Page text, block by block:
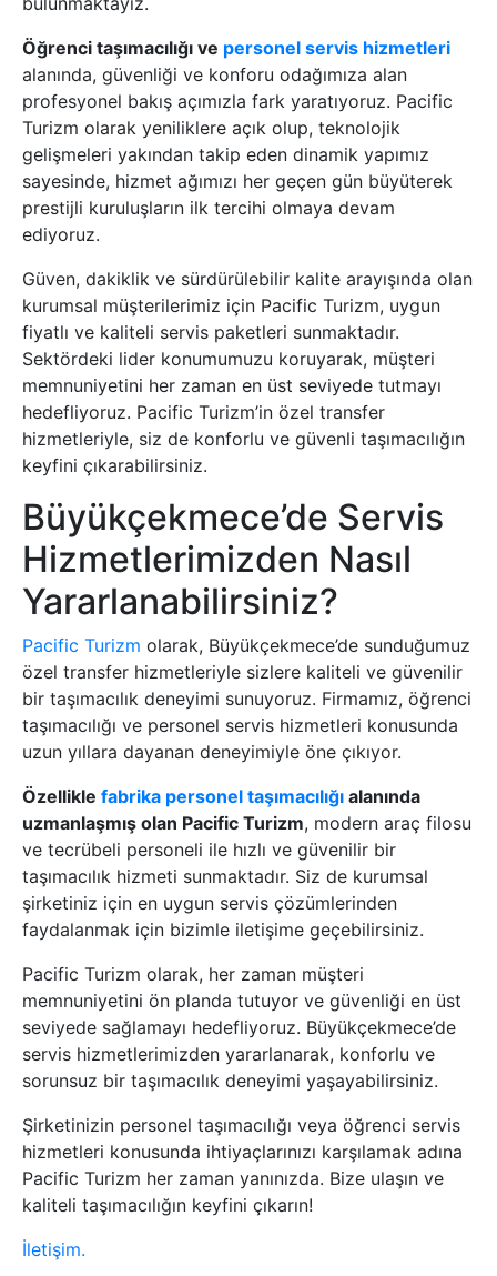
Öğrenci taşımacılığı ve personel servis hizmetleri
alanında, güvenliği ve konforu odağımıza alan
profesyonel bakış açımızla fark yaratıyoruz. Pacific
Turizm olarak yeniliklere açık olup, teknolojik
gelişmeleri yakından takip eden dinamik yapımız
sayesinde, hizmet ağımızı her geçen gün büyüterek
prestijli kuruluşların ilk tercihi olmaya devam
ediyoruz.
Güven, dakiklik ve sürdürülebilir kalite arayışında olan
kurumsal müşterilerimiz için Pacific Turizm, uygun
fiyatlı ve kaliteli servis paketleri sunmaktadır.
Sektördeki lider konumumuzu koruyarak, müşteri
memnuniyetini her zaman en üst seviyede tutmayı
hedefliyoruz. Pacific Turizm’in özel transfer
hizmetleriyle, siz de konforlu ve güvenli taşımacılığın
keyfini çıkarabilirsiniz.
Büyükçekmece’de Servis
Hizmetlerimizden Nasıl
Yararlanabilirsiniz?
Pacific Turizm olarak, Büyükçekmece’de sunduğumuz
özel transfer hizmetleriyle sizlere kaliteli ve güvenilir
bir taşımacılık deneyimi sunuyoruz. Firmamız, öğrenci
taşımacılığı ve personel servis hizmetleri konusunda
uzun yıllara dayanan deneyimiyle öne çıkıyor.
Özellikle fabrika personel taşımacılığı alanında
uzmanlaşmış olan Pacific Turizm, modern araç filosu
ve tecrübeli personeli ile hızlı ve güvenilir bir
taşımacılık hizmeti sunmaktadır. Siz de kurumsal
şirketiniz için en uygun servis çözümlerinden
faydalanmak için bizimle iletişime geçebilirsiniz.
Pacific Turizm olarak, her zaman müşteri
memnuniyetini ön planda tutuyor ve güvenliği en üst
seviyede sağlamayı hedefliyoruz. Büyükçekmece’de
servis hizmetlerimizden yararlanarak, konforlu ve
sorunsuz bir taşımacılık deneyimi yaşayabilirsiniz.
Şirketinizin personel taşımacılığı veya öğrenci servis
hizmetleri konusunda ihtiyaçlarınızı karşılamak adına
Pacific Turizm her zaman yanınızda. Bize ulaşın ve
kaliteli taşımacılığın keyfini çıkarın!
İletişim.